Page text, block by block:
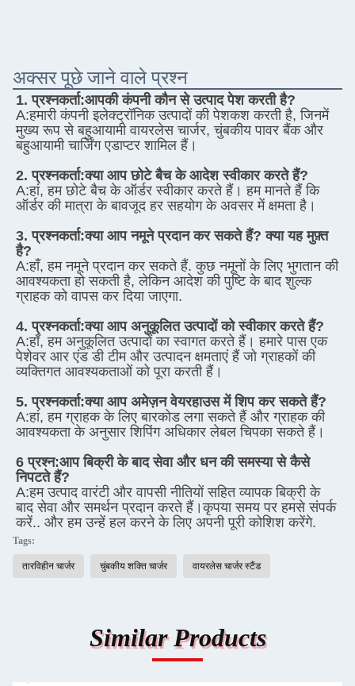
अक्सर पूछे जाने वाले प्रश्न
1. प्रश्नकर्ता:आपकी कंपनी कौन से उत्पाद पेश करती है?
A:हमारी कंपनी इलेक्ट्रॉनिक उत्पादों की पेशकश करती है, जिनमें
मुख्य रूप से बहुआयामी वायरलेस चार्जर, चुंबकीय पावर बैंक और
बहुआयामी चार्जिंग एडाप्टर शामिल हैं।
2. प्रश्नकर्ता:क्या आप छोटे बैच के आदेश स्वीकार करते हैं?
A:हां, हम छोटे बैच के ऑर्डर स्वीकार करते हैं। हम मानते हैं कि
ऑर्डर की मात्रा के बावजूद हर सहयोग के अवसर में क्षमता है।
3. प्रश्नकर्ता:क्या आप नमूने प्रदान कर सकते हैं? क्या यह मुफ़्त
है?
A:हाँ, हम नमूने प्रदान कर सकते हैं. कुछ नमूनों के लिए भुगतान की
आवश्यकता हो सकती है, लेकिन आदेश की पुष्टि के बाद शुल्क
ग्राहक को वापस कर दिया जाएगा.
4. प्रश्नकर्ता:क्या आप अनुकूलित उत्पादों को स्वीकार करते हैं?
A:हाँ, हम अनुकूलित उत्पादों का स्वागत करते हैं। हमारे पास एक
पेशेवर आर एंड डी टीम और उत्पादन क्षमताएं हैं जो ग्राहकों की
व्यक्तिगत आवश्यकताओं को पूरा करती हैं।
5. प्रश्नकर्ता:क्या आप अमेज़न वेयरहाउस में शिप कर सकते हैं?
A:हां, हम ग्राहक के लिए बारकोड लगा सकते हैं और ग्राहक की
आवश्यकता के अनुसार शिपिंग अधिकार लेबल चिपका सकते हैं।
6 प्रश्न:आप बिक्री के बाद सेवा और धन की समस्या से कैसे
निपटते हैं?
A:हम उत्पाद वारंटी और वापसी नीतियों सहित व्यापक बिक्री के
बाद सेवा और समर्थन प्रदान करते हैं।कृपया समय पर हमसे संपर्क
करें.. और हम उन्हें हल करने के लिए अपनी पूरी कोशिश करेंगे.
Tags:
तारविहीन चार्जर चुंबकीय शक्ति चार्जर वायरलेस चार्जर स्टैंड
Similar Products